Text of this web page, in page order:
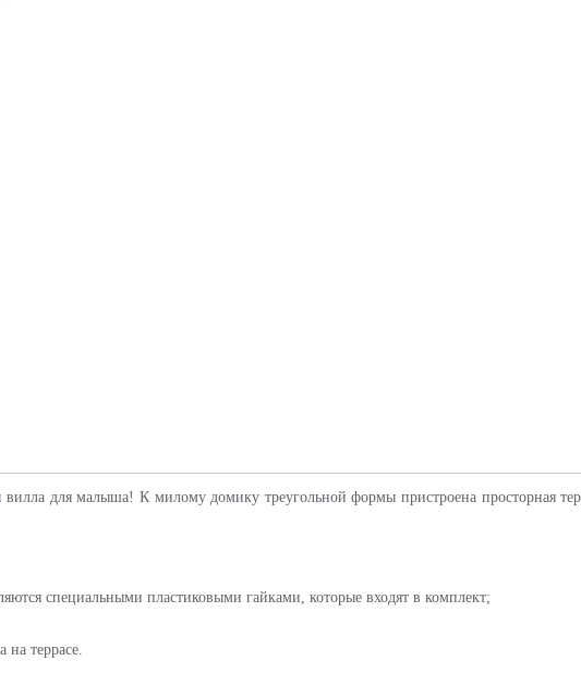
для малыша! К милому домику треугольной формы пристроена просторная
специальными пластиковыми гайками, которые входят в комплект;
на террасе.